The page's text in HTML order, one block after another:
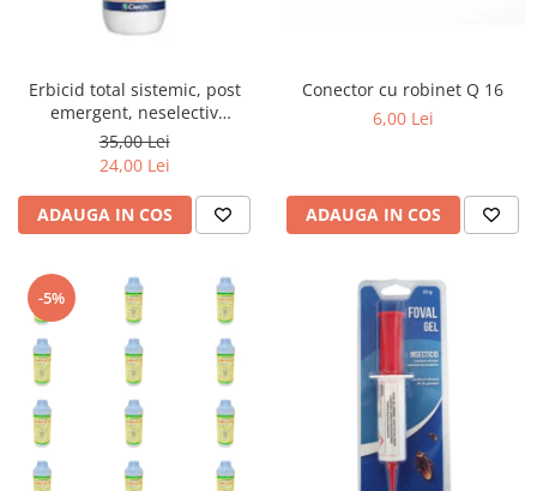
Erbicid total sistemic, post
emergent, neselectiv
(buruieni monocotiledonate si
dicotiledonate, anuale si
perene), Agrosar360 SL,
35,00 Lei
24,00 Lei
ADAUGA IN COS
Conector cu robinet Q 16
6,00 Lei
ADAUGA IN COS
-5%